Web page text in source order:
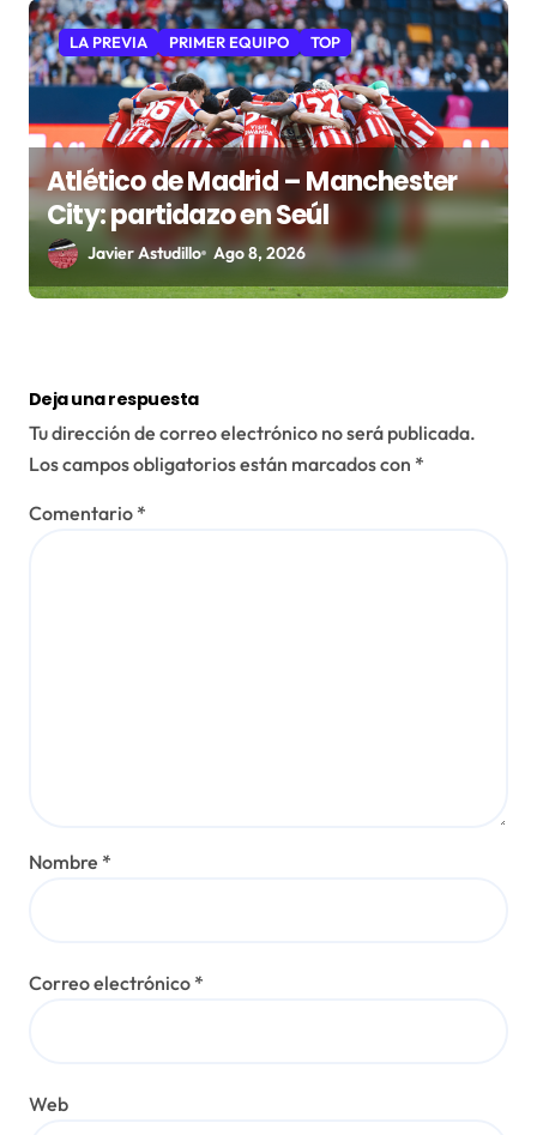
LA PREVIA PRIMER EQUIPO TOP
Atlético de Madrid – Manchester
City: partidazo en Seúl
Javier Astudillo Ago 8, 2026
Deja una respuesta
Tu dirección de correo electrónico no será publicada.
Los campos obligatorios están marcados con *
Comentario *
Nombre *
Correo electrónico *
Web